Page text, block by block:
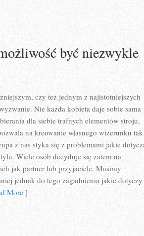
być niezwykle
czy też jednym z najistotniejszych
Nie każda kobieta daje sobie sama
dla siebie trafnych elementów stroju,
na kreowanie własnego wizerunku tak
z nas styka się z problemami jakie
Wiele osób decyduje się zatem na
jak partner lub przyjaciele. Musimy
jednak do tego zagadnienia jakie dotyczy
More ]